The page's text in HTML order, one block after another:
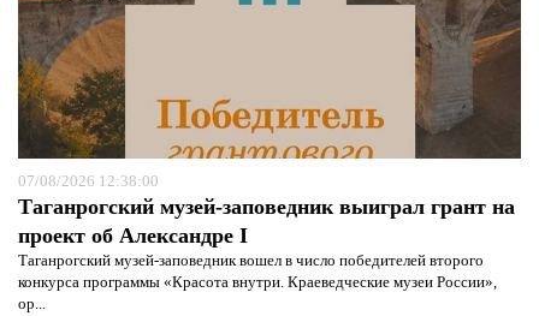
07/08/2026 12:38:00
Таганрогский музей-заповедник выиграл грант на
проект об Александре I
Таганрогский музей-заповедник вошел в число победителей второго
конкурса программы «Красота внутри. Краеведческие музеи России»,
ор...